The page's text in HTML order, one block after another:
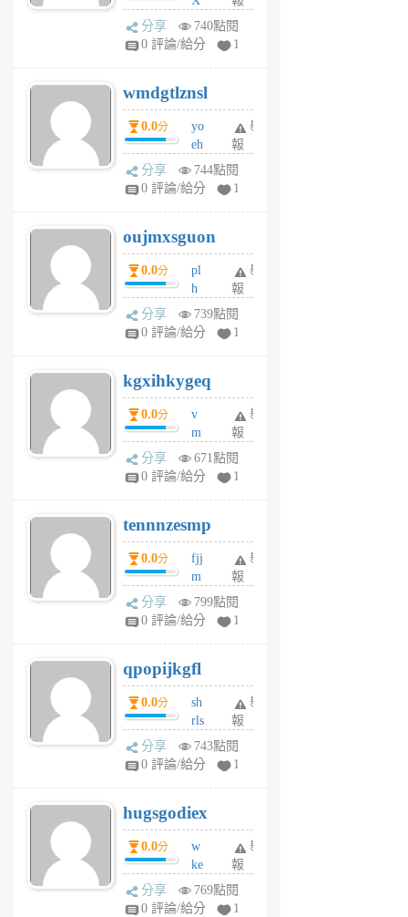
Pe
Jc
R
P
m
v
A
V
個
月
前
分享
740點閱
0 評論/給分
1
wmdgtlznsl
0.0分
yo
eh
ld
gy
個
月
前
舉
報
分享
744點閱
0 評論/給分
1
oujmxsguon
0.0分
pl
h
wi
w
6
個
月
前
舉
報
分享
739點閱
0 評論/給分
1
kgxihkygeq
0.0分
v
m
sg
sr
6
個
月
前
舉
報
分享
671點閱
0 評論/給分
1
tennnzesmp
0.0分
fjj
m
w
rs
6
個
月
前
舉
報
分享
799點閱
0 評論/給分
1
qpopijkgfl
0.0分
sh
rls
k
m
6
個
月
前
舉
報
分享
743點閱
0 評論/給分
1
hugsgodiex
0.0分
w
ke
rv
pj
舉
報
分享
769點閱
0 評論/給分
1